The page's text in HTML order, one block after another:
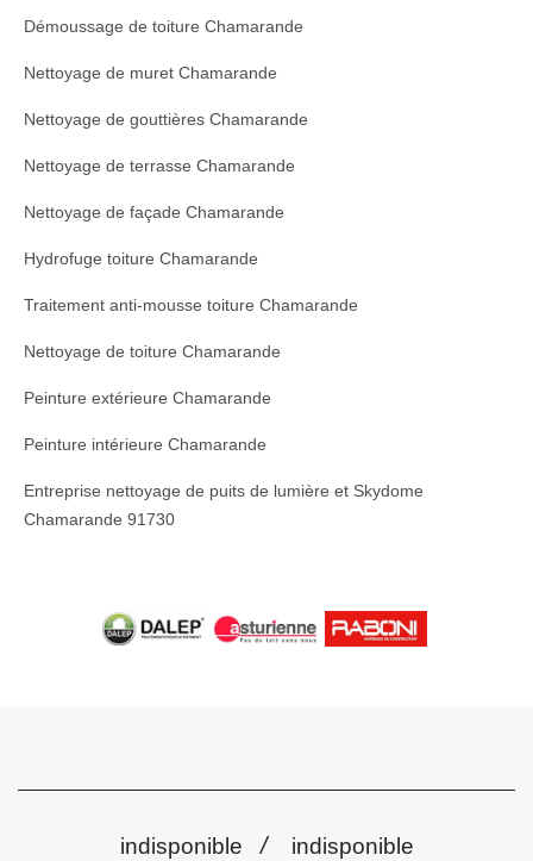
Démoussage de toiture Chamarande
Nettoyage de muret Chamarande
Nettoyage de gouttières Chamarande
Nettoyage de terrasse Chamarande
Nettoyage de façade Chamarande
Hydrofuge toiture Chamarande
Traitement anti-mousse toiture Chamarande
Nettoyage de toiture Chamarande
Peinture extérieure Chamarande
Peinture intérieure Chamarande
Entreprise nettoyage de puits de lumière et Skydome
Chamarande 91730
indisponible / indisponible